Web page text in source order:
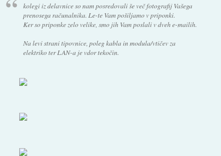
kolegi iz delavnice so nam posredovali še več fotografij Vašega
prenosega računalnika. Le-te Vam pošiljamo v priponki.
Ker so priponke zelo velike, smo jih Vam poslali v dveh e-mailih.
Na levi strani tipovnice, poleg kabla in modula/vtičev za
elektriko ter LAN-a je vdor tekočin.